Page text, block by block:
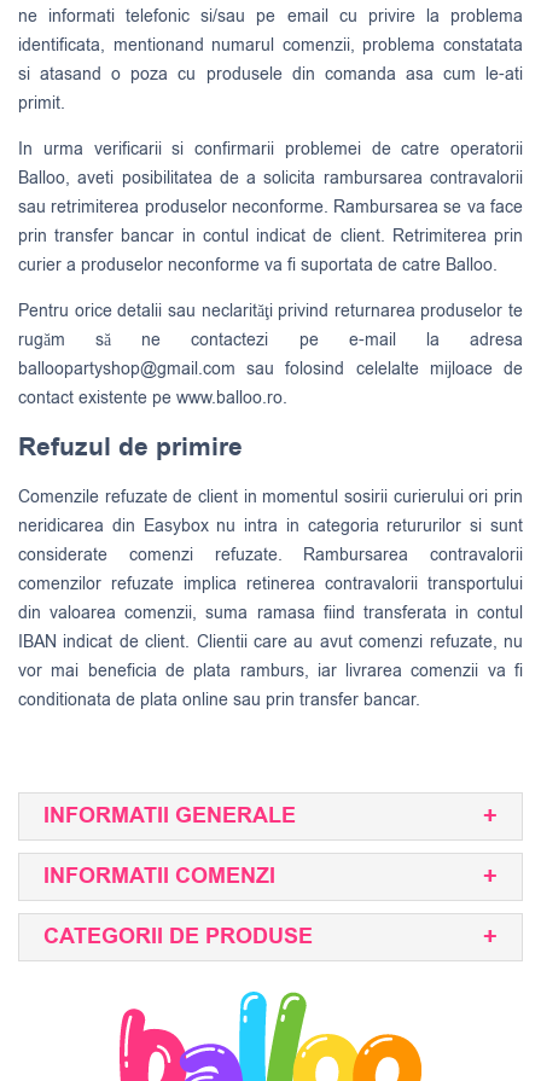
ne informati telefonic si/sau pe email cu privire la problema
identificata, mentionand numarul comenzii, problema constatata
si atasand o poza cu produsele din comanda asa cum le-ati
primit.
In urma verificarii si confirmarii problemei de catre operatorii
Balloo, aveti posibilitatea de a solicita rambursarea contravalorii
sau retrimiterea produselor neconforme. Rambursarea se va face
prin transfer bancar in contul indicat de client. Retrimiterea prin
curier a produselor neconforme va fi suportata de catre Balloo.
Pentru orice detalii sau neclarităţi privind returnarea produselor te
rugăm să ne contactezi pe e-mail la adresa
balloopartyshop@gmail.com sau folosind celelalte mijloace de
contact existente pe www.balloo.ro.
Refuzul de primire
Comenzile refuzate de client in momentul sosirii curierului ori prin
neridicarea din Easybox nu intra in categoria retururilor si sunt
considerate comenzi refuzate. Rambursarea contravalorii
comenzilor refuzate implica retinerea contravalorii transportului
din valoarea comenzii, suma ramasa fiind transferata in contul
IBAN indicat de client. Clientii care au avut comenzi refuzate, nu
vor mai beneficia de plata ramburs, iar livrarea comenzii va fi
conditionata de plata online sau prin transfer bancar.
INFORMATII GENERALE
INFORMATII COMENZI
CATEGORII DE PRODUSE